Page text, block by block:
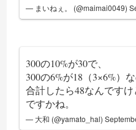
— まいねぇ。 (@maimai0049)
300の10%が30で、
300の6%が18（3×6%）な
合計したら48なんです
ですかね。
— 大和 (@yamato_hal)